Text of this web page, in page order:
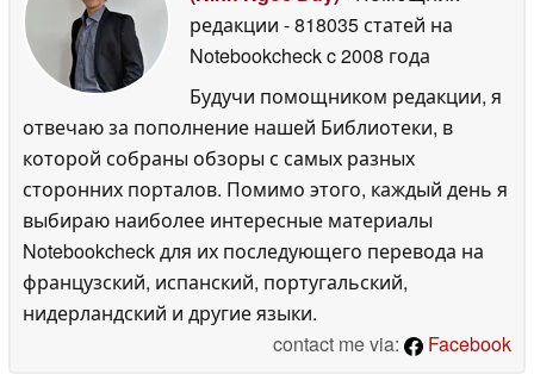
редакции - 818035 статей на
Notebookcheckc 2008 года
Будучи помощником редакции, я
отвечаю за пополнение нашей Библиотеки, в
которой собраны обзоры с самых разных
сторонних порталов. Помимо этого, каждый день я
выбираю наиболее интересные материалы
Notebookcheck для их последующего перевода на
французский, испанский, португальский,
нидерландский и другие языки.
contact me via:
Facebook